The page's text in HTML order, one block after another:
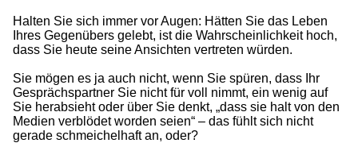
Halten Sie sich immer vor Augen: Hätten Sie das Leben
Ihres Gegenübers gelebt, ist die Wahrscheinlichkeit hoch,
dass Sie heute seine Ansichten vertreten würden.
Sie mögen es ja auch nicht, wenn Sie spüren, dass Ihr
Gesprächspartner Sie nicht für voll nimmt, ein wenig auf
Sie herabsieht oder über Sie denkt, „dass sie halt von den
Medien verblödet worden seien“ – das fühlt sich nicht
gerade schmeichelhaft an, oder?